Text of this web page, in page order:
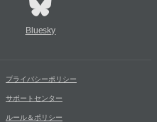
Bluesky
プライバシーポリシー
サポートセンター
ルール＆ポリシー